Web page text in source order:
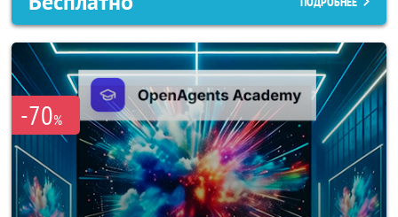
-70%